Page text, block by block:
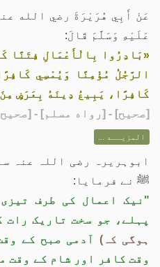
عَنْ أَبِي هُرَيْرَةَ رضي الله
عَلَيْهِ وَسَلَّمَ قَالَ:
«بَادِرُوا بِالْأَعْمَالِ فِتَنًا
الرَّجُلُ مُؤْمِنًا وَيُمْسِي
كَافِرًا، يَبِيعُ دِينَهُ بِعَرَضٍ
[صحيح] - [رواه مسلم] - [صحيح
المزيــد ...
ابوہریرہ رضی اللہ عنہ
ﷺ نے فرمایا:
"نیک اعمال کی طرف
پہلے، جو سخت تاریک رات
ہوگی کہ) آدمی صبح کے
وقت کافر اور شام کے وقت